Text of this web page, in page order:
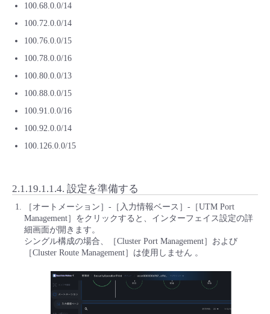
100.68.0.0/14
100.72.0.0/14
100.76.0.0/15
100.78.0.0/16
100.80.0.0/13
100.88.0.0/15
100.91.0.0/16
100.92.0.0/14
100.126.0.0/15
2.1.19.1.1.4. 設定を準備する
［オートメーション］-［入力情報ベース］-［UTM Port
Management］をクリックすると、インターフェイス設定の詳
細画面が開きます。
シングル構成の場合、［Cluster Port Management］および
［Cluster Route Management］は使用しません 。